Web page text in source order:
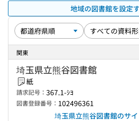
地域の図書館を設定
関東
埼玉県立熊谷図書館
紙
請求記号： 367.1-ｼﾖ
図書登録番号： 102496361
埼玉県立熊谷図書館のサ